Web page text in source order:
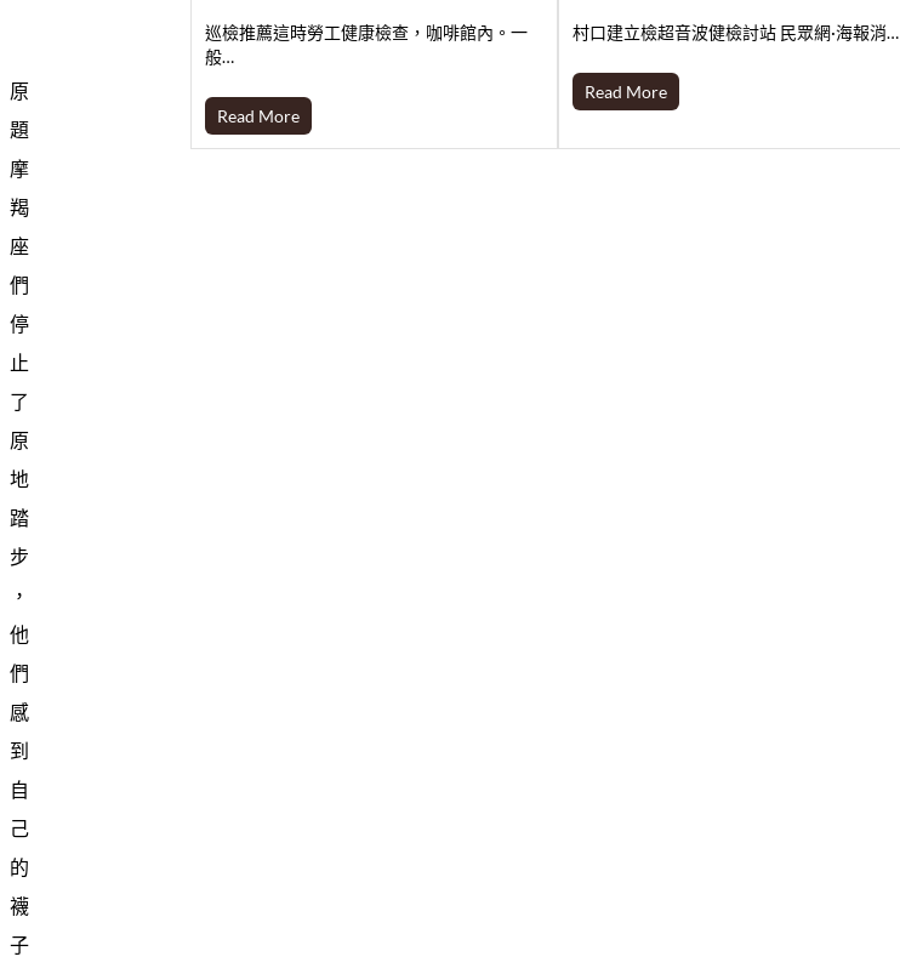
原
題
摩
羯
座
們
停
止
了
原
地
踏
步
，
他
們
感
到
自
己
的
襪
子
巡檢推薦這時勞工健康檢查，咖啡館內。一
般…
Read More
村口建立檢超音波健檢討站 民眾網·海報消…
Read More